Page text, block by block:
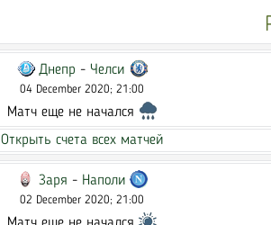
Днепр - Челси
04 December 2020; 21:00
Матч еще не начался
Открыть счета всех матчей
Заря - Наполи
02 December 2020; 21:00